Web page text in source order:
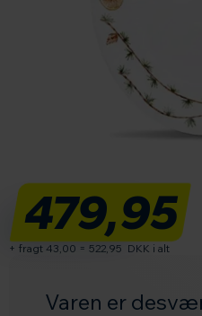
479,95
+ fragt 43,00 = 522,95 DKK i alt
Varen er